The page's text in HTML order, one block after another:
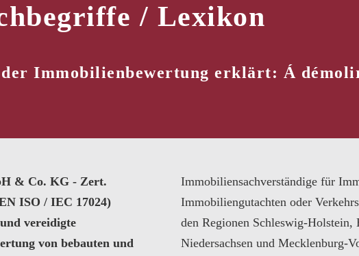
/ Lexikon
der Immobilienbewertung erklärt: Á
& Co. KG - Zert.
ISO / IEC 17024)
vereidigte
von bebauten und
Immobiliensachverständige für
Immobiliengutachten oder
den Regionen Schleswig-Holstein,
Niedersachsen und Mecklenburg-